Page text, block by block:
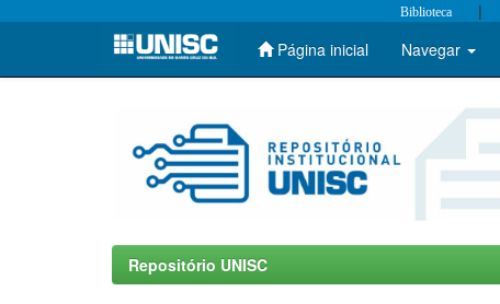
Skip
Biblioteca |
Página inicial Navegar
Repositório UNISC